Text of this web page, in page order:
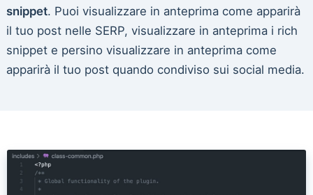
snippet. Puoi visualizzare in anteprima come apparirà
il tuo post nelle SERP, visualizzare in anteprima i rich
snippet e persino visualizzare in anteprima come
apparirà il tuo post quando condiviso sui social media.